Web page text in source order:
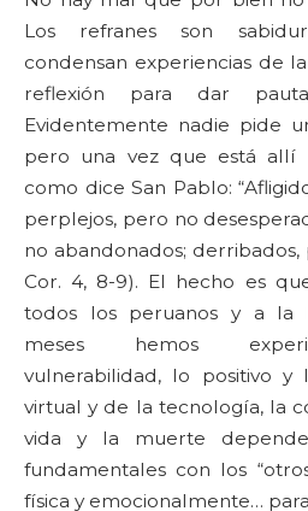
Los refranes son
condensan experiencias de
reflexión para dar
Evidentemente nadie pide
pero una vez que está allí
como dice San Pablo:
perplejos, pero no
no abandonados; derribados,
Cor. 4, 8-9). El hecho es
todos los peruanos y a la
meses hemos
vulnerabilidad, lo positivo y
virtual y de la tecnología, la
vida y la muerte
fundamentales con los
física y emocionalmente…